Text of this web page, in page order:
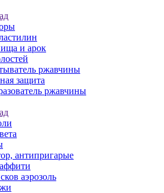
и арок
ржавчины
защита
ржавчины
антипригарые
аэрозоль